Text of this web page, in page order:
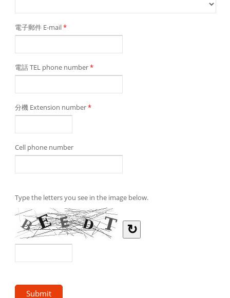
電子郵件 E-mail*
電話 TEL phone number*
分機 Extension number*
Cell phone number
Type the letters you see in the image below.
↻